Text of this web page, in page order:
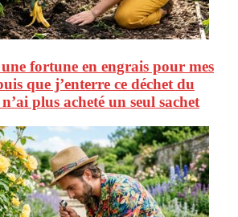
une fortune en engrais pour mes
que j’enterre ce déchet du
plus acheté un seul sachet